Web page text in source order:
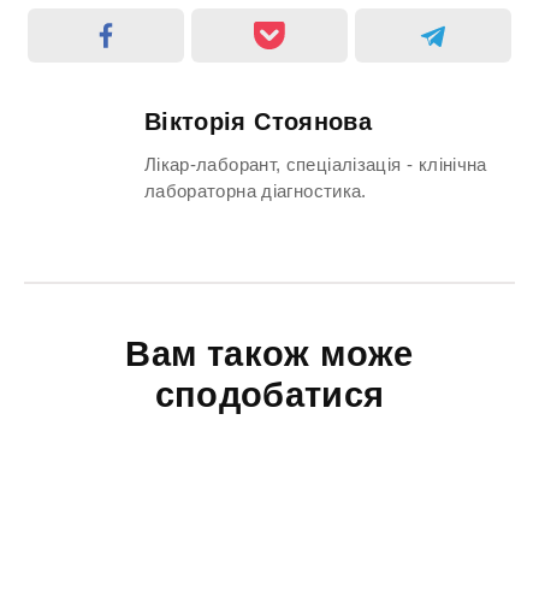
Вікторія Стоянова
Лікар-лаборант, спеціалізація - клінічна
лабораторна діагностика.
Вам також може
сподобатися